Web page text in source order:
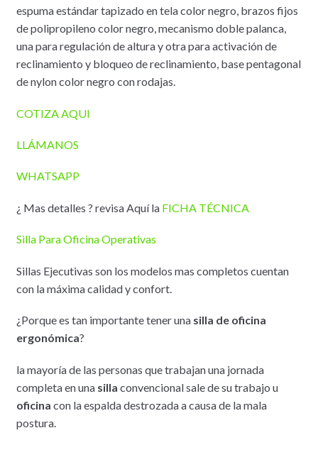
espuma estándar tapizado en tela color negro, brazos fijos
de polipropileno color negro, mecanismo doble palanca,
una para regulación de altura y otra para activación de
reclinamiento y bloqueo de reclinamiento, base pentagonal
de nylon color negro con rodajas.
COTIZA AQUI
LLÁMANOS
WHATSAPP
¿ Mas detalles ? revisa Aquí la FICHA TÉCNICA
Silla Para Oficina Operativas
Sillas Ejecutivas son los modelos mas completos cuentan
con la máxima calidad y confort.
¿Porque es tan importante tener una silla de oficina
ergonómica?
la mayoría de las personas que trabajan una jornada
completa en una silla convencional sale de su trabajo u
oficina con la espalda destrozada a causa de la mala
postura.